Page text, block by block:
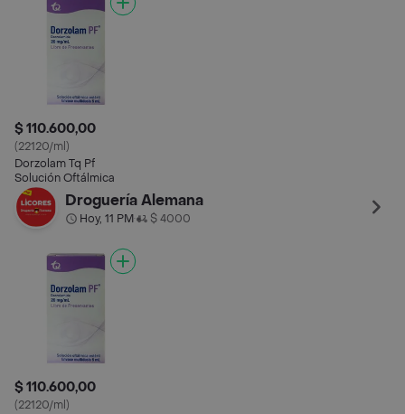
$ 110.600,00
(22120/ml)
Dorzolam Tq Pf
Solución Oftálmica
Droguería Alemana
Hoy, 11 PM• $ 4000
$ 110.600,00
(22120/ml)